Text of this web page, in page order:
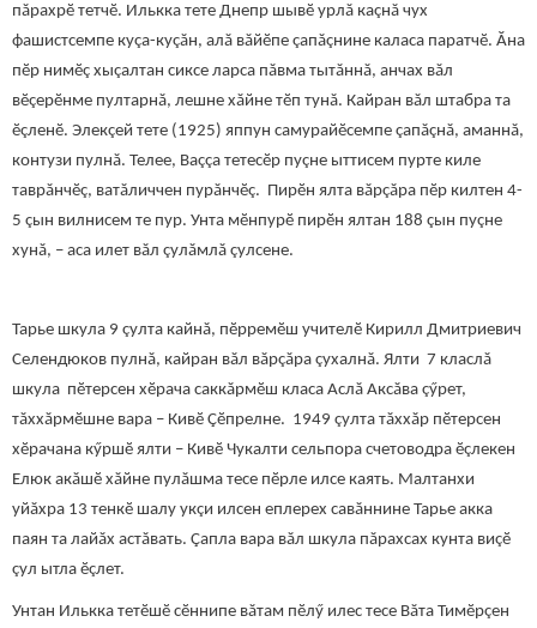
пăрахрӗ тетчӗ. Илькка тете Днепр шывӗ урлă каçнă чух
фашистсемпе куçа-куçăн, алă вăйӗпе çапăçнине каласа паратчӗ. Ăна
пӗр нимӗç хыçалтан сиксе ларса пăвма тытăннă, анчах вăл
вӗçерӗнме пултарнă, лешне хăйне тӗп тунă. Кайран вăл штабра та
ӗçленӗ. Элекçей тете (1925) яппун самурайӗсемпе çапăçнă, аманнă,
контузи пулнă. Телее, Ваççа тетесӗр пуçне ыттисем пурте киле
таврăнчӗç, ватăличчен пурăнчӗç. Пирӗн ялта вăрçăра пӗр килтен 4-
5 çын вилнисем те пур. Унта мӗнпурӗ пирӗн ялтан 188 çын пуçне
хунă, – аса илет вăл çулăмлă çулсене.
Тарье шкула 9 çулта кайнă, пӗрремӗш учителӗ Кирилл Дмитриевич
Селендюков пулнă, кайран вăл вăрçăра çухалнă. Ялти 7 класлă
шкула пӗтерсен хӗрача саккăрмӗш класа Аслă Аксăва çӳрет,
тăххăрмӗшне вара – Кивӗ Çӗпрелне. 1949 çулта тăххăр пӗтерсен
хӗрачана кӳршӗ ялти – Кивӗ Чукалти сельпора счетоводра ӗçлекен
Елюк акăшӗ хăйне пулăшма тесе пӗрле илсе каять. Малтанхи
уйăхра 13 тенкӗ шалу укçи илсен еплерех савăннине Тарье акка
паян та лайăх астăвать. Çапла вара вăл шкула пăрахсах кунта виçӗ
çул ытла ӗçлет.
Унтан Илькка тетӗшӗ сӗннипе вăтам пӗлӳ илес тесе Вăта Тимӗрçен